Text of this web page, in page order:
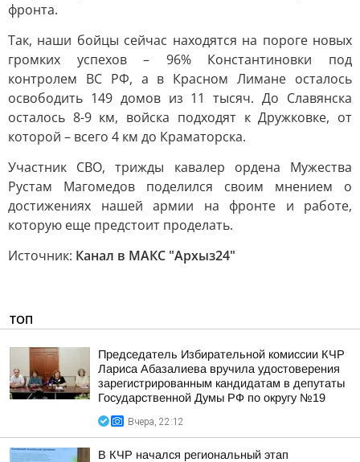
фронта.
Так, наши бойцы сейчас находятся на пороге новых
громких успехов – 96% Константиновки под
контролем ВС РФ, а в Красном Лимане осталось
освободить 149 домов из 11 тысяч. До Славянска
осталось 8-9 км, войска подходят к Дружковке, от
которой – всего 4 км до Краматорска.
Участник СВО, трижды кавалер ордена Мужества
Рустам Магомедов поделился своим мнением о
достижениях нашей армии на фронте и работе,
которую еще предстоит проделать.
Источник: Канал в МАКС "Архыз24"
ТОП
Председатель Избирательной комиссии КЧР
Лариса Абазалиева вручила удостоверения
зарегистрированным кандидатам в депутаты
Государственной Думы РФ по округу №19
Вчера, 22:12
В КЧР начался региональный этап